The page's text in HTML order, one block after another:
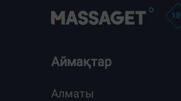
Аймақтар
Алматы